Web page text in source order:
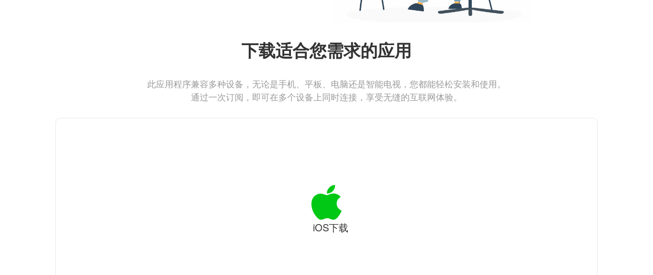
下载适合您需求的应用
此应用程序兼容多种设备，无论是手机、平板、电脑还是智能电视，您都能轻松安装和使用。
通过一次订阅，即可在多个设备上同时连接，享受无缝的互联网体验。
iOS下载